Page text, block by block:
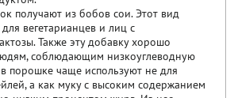
получают из бобов сои. Этот вид
вегетарианцев и лиц с
Также эту добавку хорошо
соблюдающим низкоуглеводную
порошке чаще используют не для
а как муку с высоким содержанием